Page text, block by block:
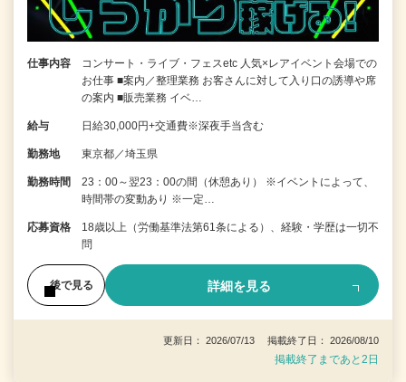
仕事内容
コンサート・ライブ・フェスetc 人気×レアイベント会場での
お仕事 ■案内／整理業務 お客さんに対して入り口の誘導や席
の案内 ■販売業務 イベ…
給与 日給30,000円+交通費※深夜手当含む
勤務地 東京都／埼玉県
勤務時間
23：00～翌23：00の間（休憩あり） ※イベントによって、
時間帯の変動あり ※一定…
応募資格
18歳以上（労働基準法第61条による）、経験・学歴は一切不
問
後で見る 詳細を見る
更新日： 2026/07/13 掲載終了日： 2026/08/10
掲載終了まであと2日